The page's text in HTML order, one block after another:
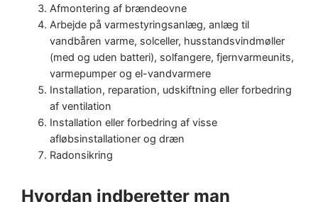
Afmontering af brændeovne
Arbejde på varmestyringsanlæg, anlæg til
vandbåren varme, solceller, husstandsvindmøller
(med og uden batteri), solfangere, fjernvarmeunits,
varmepumper og el-vandvarmere
Installation, reparation, udskiftning eller forbedring
af ventilation
Installation eller forbedring af visse
afløbsinstallationer og dræn
Radonsikring
Hvordan indberetter man